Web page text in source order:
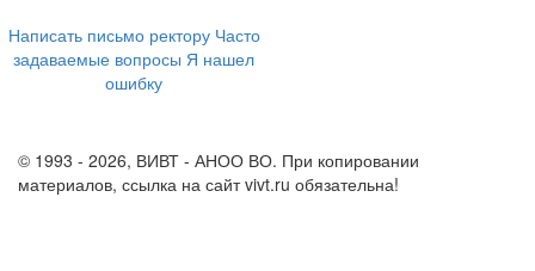
Написать письмо ректору Часто
задаваемые вопросы Я нашел
ошибку
© 1993 - 2026, ВИВТ - АНОО ВО. При копировании
материалов, ссылка на сайт vivt.ru обязательна!